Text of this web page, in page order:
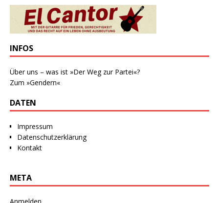
INFOS
Über uns – was ist »Der Weg zur Partei«?
Zum »Gendern«
DATEN
Impressum
Datenschutzerklärung
Kontakt
META